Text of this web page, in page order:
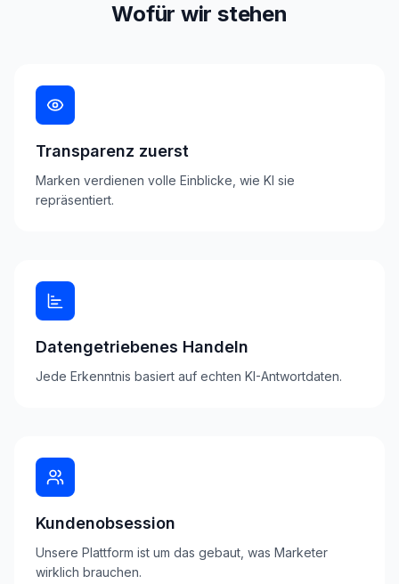
Wofür wir stehen
Transparenz zuerst
Marken verdienen volle Einblicke, wie KI sie
repräsentiert.
Datengetriebenes Handeln
Jede Erkenntnis basiert auf echten KI-Antwortdaten.
Kundenobsession
Unsere Plattform ist um das gebaut, was Marketer
wirklich brauchen.